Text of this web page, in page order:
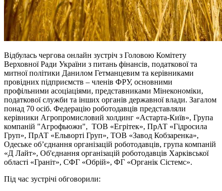
Відбулась чергова онлайн зустріч з Головою Комітету
Верховної Ради України з питань фінансів, податкової та
митної політики Данилом Гетманцевим та керівниками
провідних підприємств – членів ФРУ, основними
профільними асоціаціями, представниками Мінекономіки,
податкової служби та інших органів державної влади. Загалом
понад 70 осіб. Федерацію роботодавців представляли
керівники Агропромисловий холдинг «Астарта-Київ», Група
компаній "Агрофьюжн", ТОВ «Егрітек», ПрАТ «Гідросила
Груп», ПрАТ «Ельворті Груп», ТОВ «Завод Кобзаренка»,
Одеське об’єднання організацій роботодавців, група компаній
«Д Лайт», Об'єднання організацій роботодавців Харківської
області «Граніт», СФГ «Обрій», ФГ «Органік Сістемс».
Під час зустрічі обговорили: